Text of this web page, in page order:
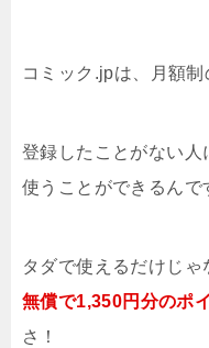
コミック.jpは、月額制
登録したことがない
使うことができるんで
タダで使えるだけじゃ
無償で1,350円分のポ
さ！